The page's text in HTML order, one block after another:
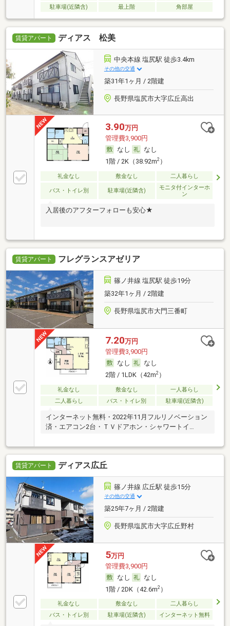
駐車場(近隣含)
最上階 角部屋
賃貸アパート ディアス 松美
中央本線 塩尻駅 徒歩3.4km
その他の交通
築31年1ヶ月 / 2階建
長野県塩尻市大字広丘高出
3.90万円
管理費3,900円
なし
なし
1階 / 2K（38.92m2）
礼金なし 敷金なし 二人暮らし
バス・トイレ別 駐車場(近隣含)
モニタ付インターホ
ン
入居後のアフターフォローも安心★
賃貸アパート フレグランスアゼリア
篠ノ井線 塩尻駅 徒歩19分
築32年1ヶ月 / 2階建
長野県塩尻市大門三番町
7.20万円
管理費3,900円
なし
なし
2階 / 1LDK（42m2）
礼金なし 敷金なし
一人暮らし
二人暮らし
バス・トイレ別 駐車場(近隣含)
インターネット無料・2022年11月フルリノベーション
済・エアコン2台・ＴＶドアホン・シャワートイ…
賃貸アパート ディアス広丘
篠ノ井線 広丘駅 徒歩15分
その他の交通
築25年7ヶ月 / 2階建
長野県塩尻市大字広丘野村
5万円
管理費3,900円
なし
なし
1階 / 2DK（42.6m2）
礼金なし 敷金なし
二人暮らし
バス・トイレ別
駐車場(近隣含) インターネット無料